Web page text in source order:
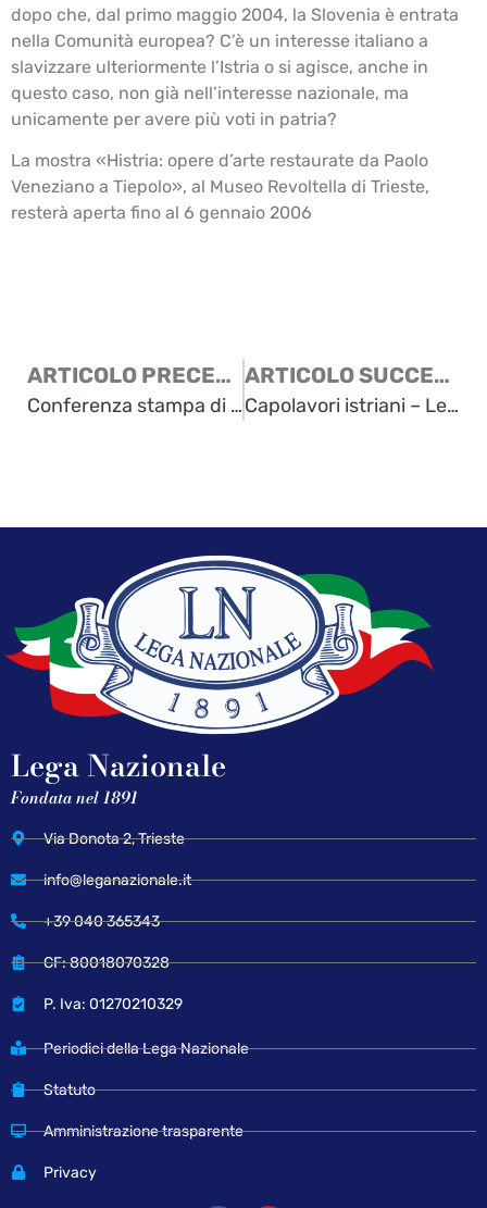
dopo che, dal primo maggio 2004, la Slovenia è entrata
nella Comunità europea? C’è un interesse italiano a
slavizzare ulteriormente l’Istria o si agisce, anche in
questo caso, non già nell’interesse nazionale, ma
unicamente per avere più voti in patria?
La mostra «Histria: opere d’arte restaurate da Paolo
Veneziano a Tiepolo», al Museo Revoltella di Trieste,
resterà aperta fino al 6 gennaio 2006
ARTICOLO PRECEDENTE
Conferenza stampa di Renzo de’Vidovich e Renzo Codarin – 15 dicembre 2005
ARTICOLO SUCCESSIVO
Capolavori istriani – Lettera al Corriere della Sera dall’Unione degli Istriani
Lega Nazionale
Fondata nel 1891
Via Donota 2, Trieste
info@leganazionale.it
+39 040 365343
CF: 80018070328
P. Iva: 01270210329
Periodici della Lega Nazionale
Statuto
Amministrazione trasparente
Privacy